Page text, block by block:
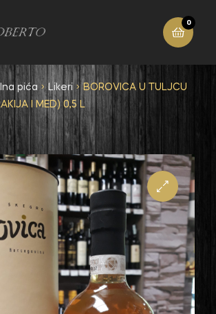
0
pića Likeri
BOROVICA U TULJCU
I MED) 0,5 L